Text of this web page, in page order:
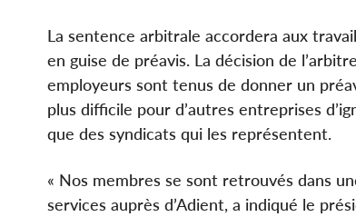
La sentence arbitrale accordera aux
en guise de préavis. La décision de
employeurs sont tenus de donner un
plus difficile pour d’autres entreprises
que des syndicats qui les représentent.
« Nos membres se sont retrouvés dans
services auprès d’Adient, a indiqué le